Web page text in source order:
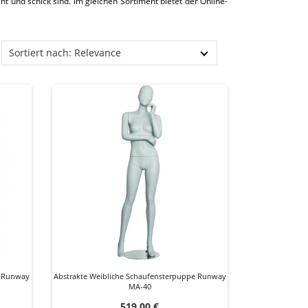
Sortiert nach: Relevance
Abstrakte Weibliche Schaufensterpuppe Runway
MA-40